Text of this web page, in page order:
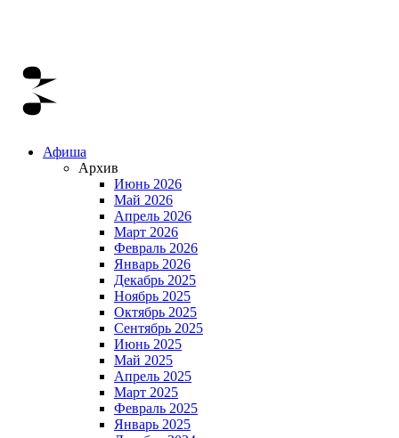
Афиша
Архив
Июнь 2026
Май 2026
Апрель 2026
Март 2026
Февраль 2026
Январь 2026
Декабрь 2025
Ноябрь 2025
Октябрь 2025
Сентябрь 2025
Июнь 2025
Май 2025
Апрель 2025
Март 2025
Февраль 2025
Январь 2025